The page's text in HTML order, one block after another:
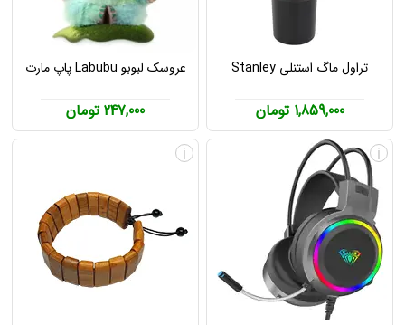
تراول ماگ استنلی Stanley
1,859,000 تومان
عروسک لبوبو Labubu پاپ مارت
247,000 تومان
i
i